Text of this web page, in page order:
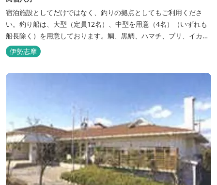
宿泊施設としてだけではなく、釣りの拠点としてもご利用くださ
い。釣り船は、大型（定員12名）、中型を用意（4名）（いずれも
船長除く）を用意しております。鯛、黒鯛、ハマチ、ブリ、イカ
等、お客様のご要望に合わせた漁場にご案内いたします。当店か
ら、徒歩2分です。
伊勢志摩